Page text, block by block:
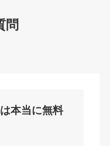
問
本当に無料